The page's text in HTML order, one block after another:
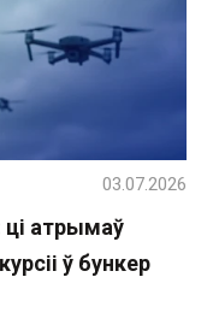
ці атрымаў
ў бункер
03.07.2026